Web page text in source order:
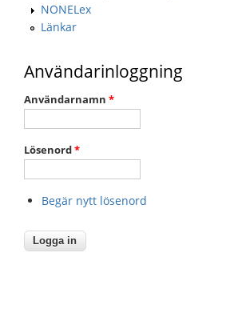
NONELex
Länkar
Användarinloggning
Användarnamn *
Lösenord*
Begär nytt lösenord